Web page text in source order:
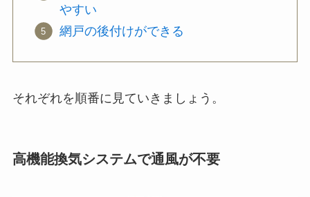
やすい
網戸の後付けができる
それぞれを順番に見ていきましょう。
高機能換気システムで通風が不要